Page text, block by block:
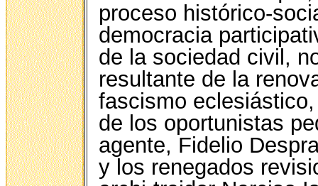
proceso histórico-
democracia
de la sociedad civil,
resultante de la
fascismo
de los oportunistas
agente, Fidelio
y los renegados